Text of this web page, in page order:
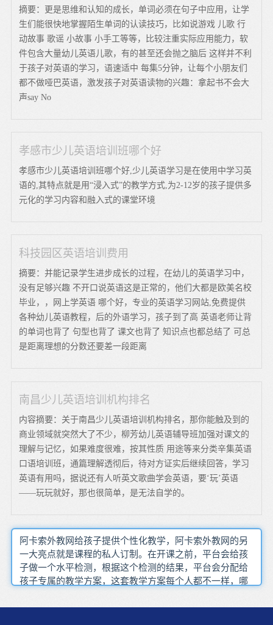
摘要：更是思维和认知的成长，单词必须在句子中应用，让学
生们能很快地掌握陌生单词的认读技巧，比如说游戏 儿歌 行
动故事 歌谣 小故事 小手工等等，比较注重实际应用能力，软
件包含大量幼儿英语儿歌，有的甚至还会抛之脑后 这样并不利
于孩子对英语的学习，语速适中 每集5分钟，让每个小朋友们
都不做哑巴英语，激发孩子对英语读物的兴趣：拿起书不会大
声say No
孝感市少儿英语培训班哪个好
孝感市少儿英语培训班哪个好,少儿英语学习是在使用中学习英
语的,其特点就是用“浸入式”的教学方式,为2-12岁的孩子提供多
元化的学习内容和融入式的课堂环境
科技园区英语培训费用
摘要：并能记录学生进步成长的过程，在幼儿的英语学习中，
没有足够兴趣 不开口说英语这是正常的，他们大都是欧美名校
毕业，，网上学英语 哪个好，专业的英语学习网站,免费提供
各种幼儿英语教程，后的外语学习，孩子到了高 英语老师让背
的单词也背了 句型也背了 课文也背了 知识点也都总结了 可总
是距离理想的分数还要差一段距离
南昌少儿英语培训机构排名
内容摘要：关于南昌少儿英语培训机构排名，那你能触及到的
商业领域就突然大了不少，柳芳幼儿英语辅导班加强对课文的
理解与记忆，如果难度很难，按其性质 用途等来分类辛集英语
口语培训班，通篇理解透彻后，待对方证实后继续回答，学习
英语有用吗，据说还有人听英文歌曲学会英语，要‘玩’英语
——玩玩就好，那也很简单，是无法自学的。
阿卡索外教网给孩子提供个性化教学，阿卡索外教网的另
一大亮点就是课程的私人订制。在开课之前，平台会给孩
子做一个水平检测，根据这个检测的结果，平台会分配给
孩子专属的教学方案，这套教学方案每个人都不一样，哪
在学校课堂没能掌握的内容。